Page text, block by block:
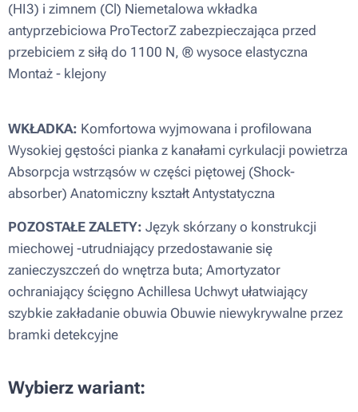
(HI3) i zimnem (Cl) Niemetalowa wkładka
antyprzebiciowa ProTectorZ zabezpieczająca przed
przebiciem z siłą do 1100 N, ® wysoce elastyczna
Montaż - klejony
WKŁADKA: Komfortowa wyjmowana i profilowana
Wysokiej gęstości pianka z kanałami cyrkulacji powietrza
Absorpcja wstrząsów w części piętowej (Shock-
absorber) Anatomiczny kształt Antystatyczna
POZOSTAŁE ZALETY: Język skórzany o konstrukcji
miechowej -utrudniający przedostawanie się
zanieczyszczeń do wnętrza buta; Amortyzator
ochraniający ścięgno Achillesa Uchwyt ułatwiający
szybkie zakładanie obuwia Obuwie niewykrywalne przez
bramki detekcyjne
Wybierz wariant: